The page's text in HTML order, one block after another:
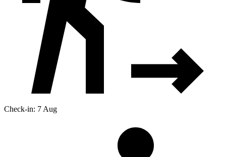
Check-in: 7 Aug